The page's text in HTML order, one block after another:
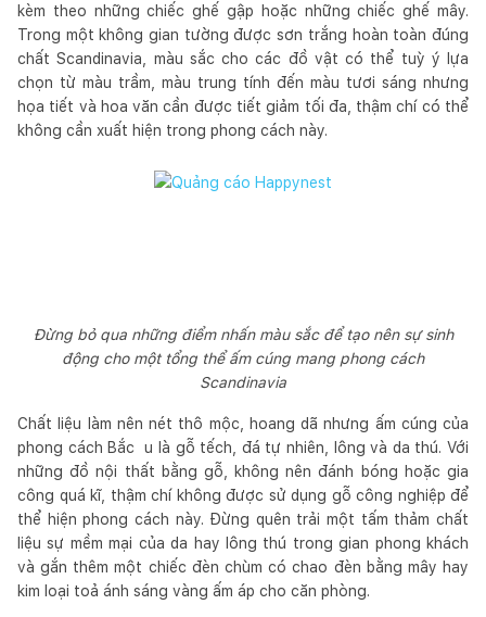
kèm theo những chiếc ghế gập hoặc những chiếc ghế mây.
Trong một không gian tường được sơn trắng hoàn toàn đúng
chất Scandinavia, màu sắc cho các đồ vật có thể tuỳ ý lựa
chọn từ màu trầm, màu trung tính đến màu tươi sáng nhưng
họa tiết và hoa văn cần được tiết giảm tối đa, thậm chí có thể
không cần xuất hiện trong phong cách này.
Đừng bỏ qua những điểm nhấn màu sắc để tạo nên sự sinh
động cho một tổng thể ấm cúng mang phong cách
Scandinavia
Chất liệu làm nên nét thô mộc, hoang dã nhưng ấm cúng của
phong cách Bắc u là gỗ tếch, đá tự nhiên, lông và da thú. Với
những đồ nội thất bằng gỗ, không nên đánh bóng hoặc gia
công quá kĩ, thậm chí không được sử dụng gỗ công nghiệp để
thể hiện phong cách này. Đừng quên trải một tấm thảm chất
liệu sự mềm mại của da hay lông thú trong gian phong khách
và gắn thêm một chiếc đèn chùm có chao đèn bằng mây hay
kim loại toả ánh sáng vàng ấm áp cho căn phòng.